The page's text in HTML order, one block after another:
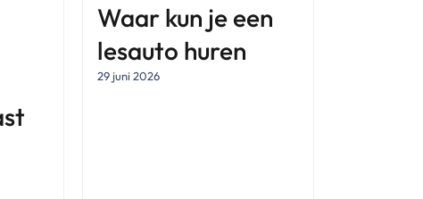
Waar kun je een
lesauto huren
29 juni 2026